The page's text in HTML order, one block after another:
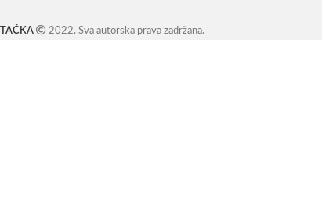
TAČKA 2022. Sva autorska prava zadržana.